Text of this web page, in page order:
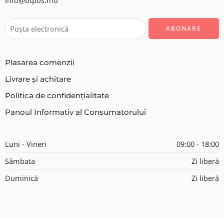
Plasarea comenzii
Livrare și achitare
Politica de confidențialitate
Panoul Informativ al Consumatorului
Luni - Vineri
09:00 - 18:00
Sâmbata
Zi liberă
Duminică
Zi liberă